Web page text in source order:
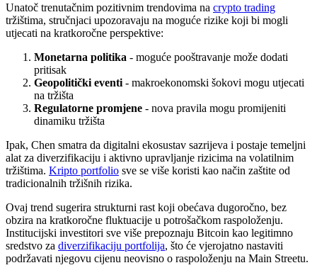
Unatoč trenutačnim pozitivnim trendovima na crypto trading
tržištima, stručnjaci upozoravaju na moguće rizike koji bi mogli
utjecati na kratkoročne perspektive:
Monetarna politika - moguće pooštravanje može dodati
pritisak
Geopolitički eventi - makroekonomski šokovi mogu utjecati
na tržišta
Regulatorne promjene - nova pravila mogu promijeniti
dinamiku tržišta
Ipak, Chen smatra da digitalni ekosustav sazrijeva i postaje temeljni
alat za diverzifikaciju i aktivno upravljanje rizicima na volatilnim
tržištima. Kripto portfolio sve se više koristi kao način zaštite od
tradicionalnih tržišnih rizika.
Ovaj trend sugerira strukturni rast koji obećava dugoročno, bez
obzira na kratkoročne fluktuacije u potrošačkom raspoloženju.
Institucijski investitori sve više prepoznaju Bitcoin kao legitimno
sredstvo za diverzifikaciju portfolija, što će vjerojatno nastaviti
podržavati njegovu cijenu neovisno o raspoloženju na Main Streetu.